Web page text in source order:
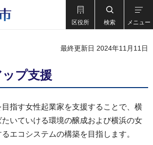
区役所 検索 メニュー
最終更新日 2024年11月11日
プ支援
指す女性起業家を支援することで、横
いていける環境の醸成および横浜の女
エコシステムの構築を目指します。